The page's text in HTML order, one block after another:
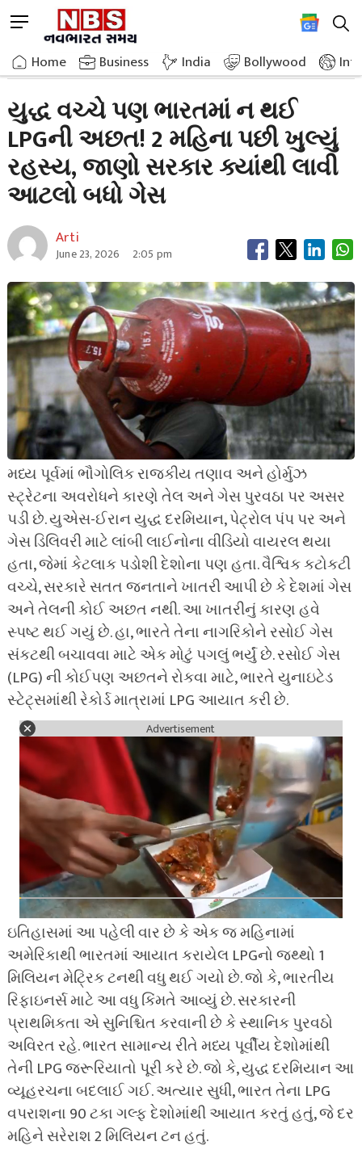
to
content
M
n
u
u
t
o
Home Business India Bollywood
Home»Breaking News»There Was No Shortage Of Lpg In India Even During
યુદ્ધ વચ્ચે પણ ભારતમાં ન થઈ
LPGની અછત! 2 મહિના પછી ખુલ્યું
રહસ્ય, જાણો સરકાર ક્યાંથી લાવી
આટલો બધો ગેસ
Arti
June 23, 2026 2:05 pm
મધ્ય પૂર્વમાં ભૌગોલિક રાજકીય તણાવ અને હોર્મુઝ
સ્ટ્રેટના અવરોધને કારણે તેલ અને ગેસ પુરવઠા પર અસર
પડી છે. યુએસ-ઈરાન યુદ્ધ દરમિયાન, પેટ્રોલ પંપ પર અને
ગેસ ડિલિવરી માટે લાંબી લાઈનોના વીડિયો વાયરલ થયા
હતા, જેમાં કેટલાક પડોશી દેશોના પણ હતા. વૈશ્વિક કટોકટી
વચ્ચે, સરકારે સતત જનતાને ખાતરી આપી છે કે દેશમાં ગેસ
અને તેલની કોઈ અછત નથી. આ ખાતરીનું કારણ હવે
સ્પષ્ટ થઈ ગયું છે. હા, ભારતે તેના નાગરિકોને રસોઈ ગેસ
સંકટથી બચાવવા માટે એક મોટું પગલું ભર્યું છે. રસોઈ ગેસ
(LPG) ની કોઈપણ અછતને રોકવા માટે, ભારતે યુનાઇટેડ
સ્ટેટ્સમાંથી રેકોર્ડ માત્રામાં LPG આયાત કરી છે.
Advertisement
ઇતિહાસમાં આ પહેલી વાર છે કે એક જ મહિનામાં
અમેરિકાથી ભારતમાં આયાત કરાયેલ LPGનો જથ્થો 1
મિલિયન મેટ્રિક ટનથી વધુ થઈ ગયો છે. જો કે, ભારતીય
રિફાઇનર્સ માટે આ વધુ કિંમતે આવ્યું છે. સરકારની
પ્રાથમિકતા એ સુનિશ્ચિત કરવાની છે કે સ્થાનિક પુરવઠો
અવિરત રહે. ભારત સામાન્ય રીતે મધ્ય પૂર્વીય દેશોમાંથી
તેની LPG જરૂરિયાતો પૂરી કરે છે. જો કે, યુદ્ધ દરમિયાન આ
વ્યૂહરચના બદલાઈ ગઈ. અત્યાર સુધી, ભારત તેના LPG
વપરાશના 90 ટકા ગલ્ફ દેશોમાંથી આયાત કરતું હતું, જે દર
મહિને સરેરાશ 2 મિલિયન ટન હતું.